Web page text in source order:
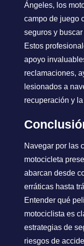
Ángeles, los
campo de juego
seguros y
Estos
apoyo
reclamaciones,
lesionados a
recuperación y
Navegar por las
motocicleta
abarcan desde
erráticas hasta
Entender qué
motociclista es
estrategias de
riesgos de